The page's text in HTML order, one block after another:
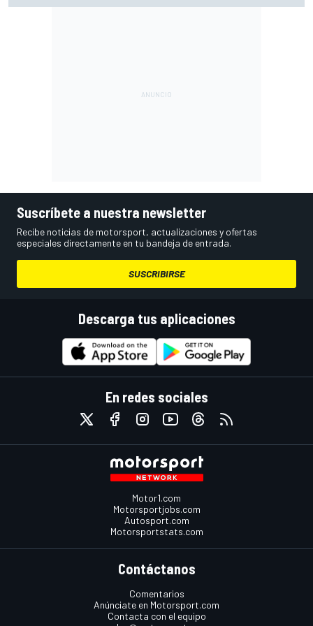
Suscríbete a nuestra newsletter
Recibe noticias de motorsport, actualizaciones y ofertas
especiales directamente en tu bandeja de entrada.
SUSCRIBIRSE
Descarga tus aplicaciones
En redes sociales
Motor1.com
Motorsportjobs.com
Autosport.com
Motorsportstats.com
Contáctanos
Comentarios
Anúnciate en Motorsport.com
Contacta con el equipo